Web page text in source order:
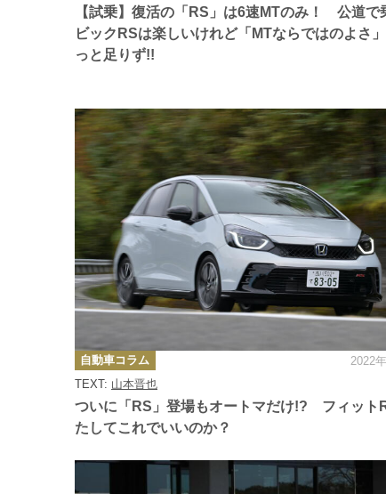
【試乗】復活の「RS」は6速MTのみ！ 公道で
ビックRSは楽しいけれど「MTならではのよさ
っと足りず!!
ー
ついに「RS」登場もオートマだけ!? フィット
たしてこれでいいのか？
TEXT: 山本晋也
カ
テ
ゴ
リ
自動車コラム 2022